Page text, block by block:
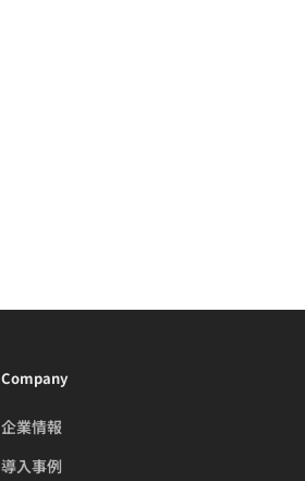
Company
企業情報
導入事例